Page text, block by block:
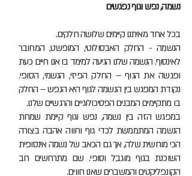
נשמה, נפש וגוף נפגשים
בכל אחד מאיתנו קיימים שלושה חלקים.
הנשמה - החלק האבסולוטי, המופשט, המחובר
לאינסוף. הנשמה שלנו הגיעה למימד בו אנו חיים כעת
ופגשה את הגוף – החלק הפיזי, הגשמי, הסופי.
נקודת המפגש בין הנשמה לגוף היא הנפש – החלק
בו מתקיימים המבנים הפסיכולוגיים והרגשיים שלנו.
במפגש הזה בין נשמה, נפש וגוף קיימת שמחת
הנשמה המתממשת לכדי גוף וחווה אהבה בצורה
הכי מוחשית שלה, אך גם הכאב של נשמה אינסופית
השוכנת בגוף מוגבל וסופי. שם מתרחשים רוב
הקונפליקטים והמשברים שאנו חווים.